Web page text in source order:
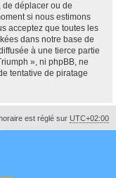
de déplacer ou de
si nous estimons
acceptez que toutes les
dans notre base de
à une tierce partie
», ni phpBB, ne
tentative de piratage
est réglé sur UTC+02:00